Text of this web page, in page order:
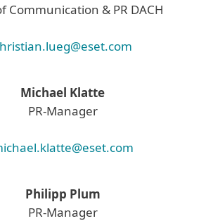
Communication & PR DACH
Michael Klatte
PR-Manager
Philipp Plum
PR-Manager